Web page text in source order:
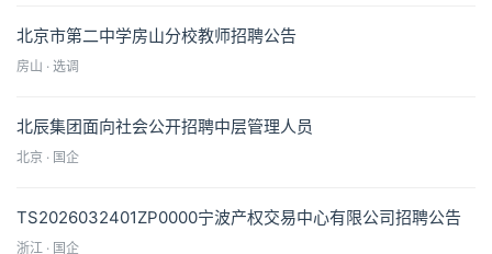
北京市第二中学房山分校教师招聘公告
房山 · 选调
北辰集团面向社会公开招聘中层管理人员
北京 · 国企
TS2026032401ZP0000宁波产权交易中心有限公司招聘公告
浙江 · 国企